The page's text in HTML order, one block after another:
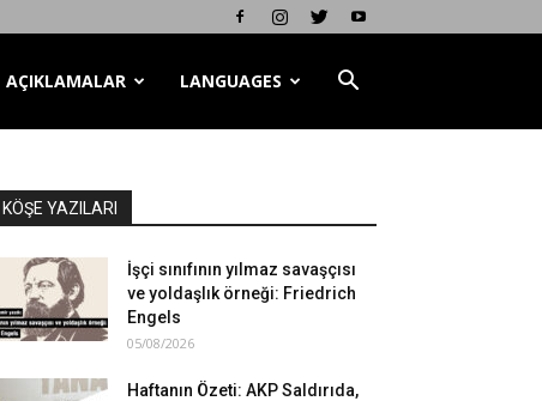
AÇIKLAMALAR LANGUAGES
KÖŞE YAZILARI
İşçi sınıfının yılmaz savaşçısı
ve yoldaşlık örneği: Friedrich
Engels
05/08/2026
Haftanın Özeti: AKP Saldırıda,